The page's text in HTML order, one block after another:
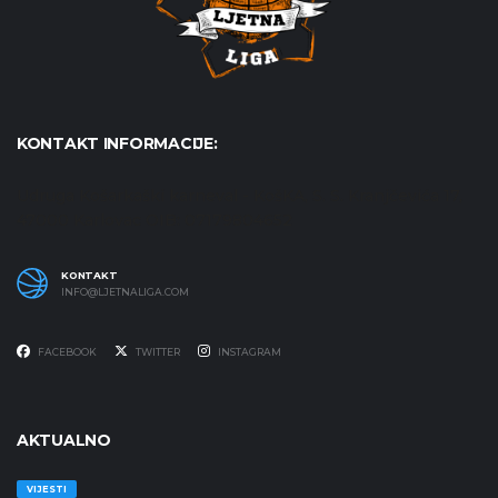
KONTAKT INFORMACIJE:
KONTAKT
INFO@LJETNALIGA.COM
FACEBOOK TWITTER INSTAGRAM
AKTUALNO
VIJESTI